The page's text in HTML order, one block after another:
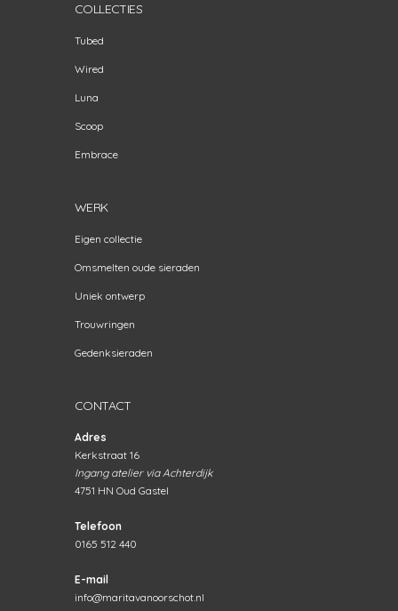
COLLECTIES
Tubed
Wired
Luna
Scoop
Embrace
WERK
Eigen collectie
Omsmelten oude sieraden
Uniek ontwerp
Trouwringen
Gedenksieraden
CONTACT
Adres
Kerkstraat 16
Ingang atelier via Achterdijk
4751 HN Oud Gastel
Telefoon
0165 512 440
E-mail
info@maritavanoorschot.nl